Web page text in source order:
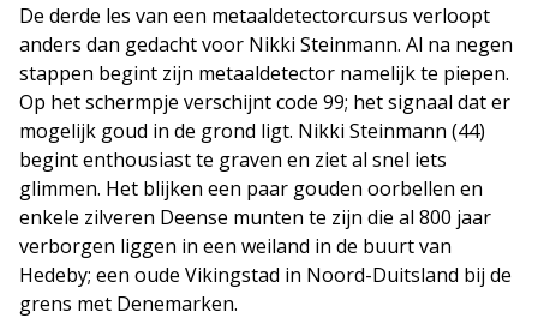
De derde les van een metaaldetectorcursus verloopt
anders dan gedacht voor Nikki Steinmann. Al na negen
stappen begint zijn metaaldetector namelijk te piepen.
Op het schermpje verschijnt code 99; het signaal dat er
mogelijk goud in de grond ligt. Nikki Steinmann (44)
begint enthousiast te graven en ziet al snel iets
glimmen. Het blijken een paar gouden oorbellen en
enkele zilveren Deense munten te zijn die al 800 jaar
verborgen liggen in een weiland in de buurt van
Hedeby; een oude Vikingstad in Noord-Duitsland bij de
grens met Denemarken.